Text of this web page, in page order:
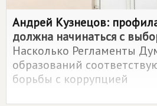
Андрей Кузнецов:
должна начинаться с
Насколько Регламенты
образований
борьбы с коррупцией